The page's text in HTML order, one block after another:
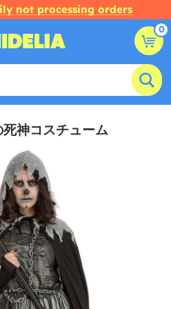
not processing orders
0
神コスチューム